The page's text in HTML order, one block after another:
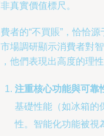
真實價值標尺。
者的“不買賬”，恰恰
場調研顯示消費者對
他們表現出高度的理性
注重核心功能與可靠
基礎性能（如冰箱的
性。智能化功能被視